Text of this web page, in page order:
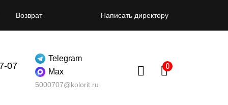
Возврат Написать директору
07
Telegram
Max
5000707@kolorit.ru